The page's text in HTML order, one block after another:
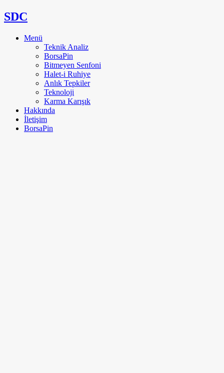
SDC
Menü
Teknik Analiz
BorsaPin
Bitmeyen Senfoni
Halet-i Ruhiye
Anlık Tepkiler
Teknoloji
Karma Karışık
Hakkında
İletişim
BorsaPin